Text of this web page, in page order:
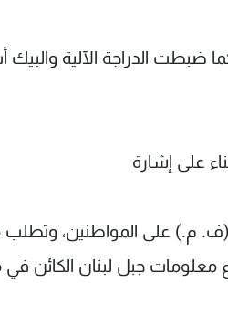
ضبطت الدراجة الآلية
على إشارة
م.) على المواطنين، وتطلب